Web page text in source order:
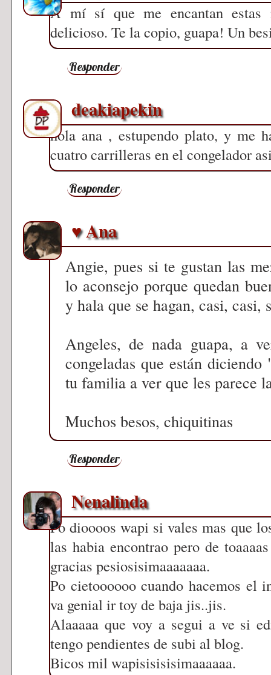
A mí sí que me encantan estas
delicioso. Te la copio, guapa! Un
Responder
deakiapekin
hola ana , estupendo plato, y me
cuatro carrilleras en el congelador
Responder
♥ Ana
Angie, pues si te gustan las
lo aconsejo porque quedan
y hala que se hagan, casi, casi,
Angeles, de nada guapa, a
congeladas que están
tu familia a ver que les parece
Muchos besos, chiquitinas
Responder
Nenalinda
Po dioooos wapi si vales mas que
las habia encontrao pero de
gracias pesiosisimaaaaaaa.
Po cietoooooo cuando hacemos el
va genial ir toy de baja jis..jis.
Alaaaaa que voy a segui a ve si
tengo pendientes de subi al blog.
Bicos mil wapisisisisimaaaaaa.